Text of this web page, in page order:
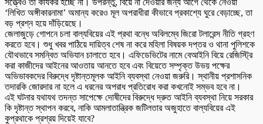
সত্ত্বেও তা কার্যকর হচ্ছে না। উপরন্তু, বিয়ে না দেওয়ার জন্য আগে থেকে নেওয়া
‘লিখিত অঙ্গীকারনামা’ অমান্য করেও মূল অপরাধীরা কীভাবে প্রকাশ্যে ঘুরে বেড়াচ্ছে, তা
বড় প্রশ্ন হয়ে দাঁড়িয়েছে।
জেলাজুড়ে গোপনে চলা বাল্যবিয়ের এই প্রথা বন্ধে অবিলম্বে জিরো টলারেন্স নীতি গ্রহণ
করতে হবে। শুধু খবর পাঠিয়ে দায়িত্ব শেষ না করে মহিলা বিষয়ক দপ্তর ও থানা পুলিশকে
যৌথভাবে সমন্বিত অভিযান চালাতে হবে। এফিডেভিটের নামে বেআইনি বিয়ে রেজিস্ট্রি
করা কাজীদের আইনের আওতায় আনতে হবে এবং বিয়েতে সম্পৃক্ত উভয় পক্ষের
অভিভাবকদের বিরুদ্ধে দৃষ্টান্তমূলক আইনি ব্যবস্থা নেওয়া জরুরি। স্থানীয় প্রশাসনিক
তদারকি জোরদার না হলে এ ধরনের অপরাধ প্রতিরোধ করা কখনোই সম্ভব হবে না।
এই ঘটনার যথাযথ তদন্ত সাপেক্ষে দোষীদের বিরুদ্ধে দ্রুত আইনি ব্যবস্থা নিয়ে সরকার
কি দৃষ্টান্ত স্থাপন করবে, নাকি আমলাতান্ত্রিক জটিলতার অজুহাতে বাল্যবিয়ের এই
কুপ্রথাকে প্রশ্রয় দিয়েই যাবে?